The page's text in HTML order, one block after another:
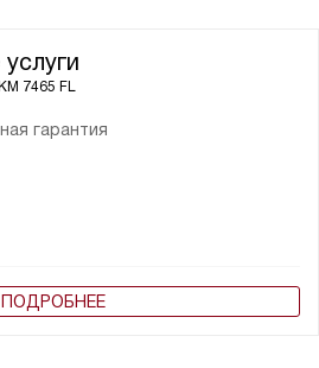
7465 FL
гарантия
ПОДРОБНЕЕ